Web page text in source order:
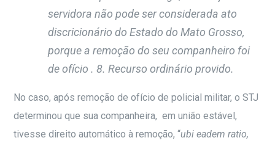
servidora não pode ser considerada ato
discricionário do Estado do Mato Grosso,
porque a remoção do seu companheiro foi
de ofício . 8. Recurso ordinário provido.
No caso, após remoção de ofício de policial militar, o STJ
determinou que sua companheira, em união estável,
tivesse direito automático à remoção, “ubi eadem ratio,